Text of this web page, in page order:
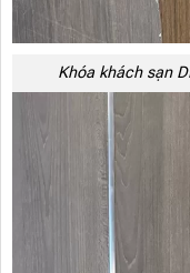
Khóa khách sạn